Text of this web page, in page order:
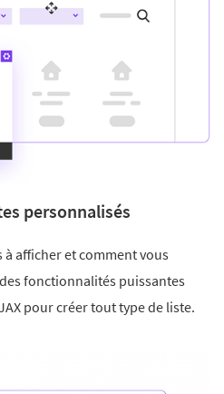
personnalisés
afficher et comment vous
fonctionnalités puissantes
pour créer tout type de liste.